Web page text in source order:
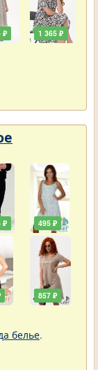
₽ 1 365 ₽
₽ 495 ₽
857 ₽
белье.